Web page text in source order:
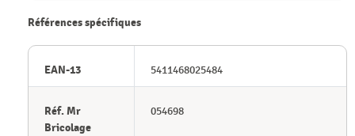
Références spécifiques
EAN-13 5411468025484
Réf. Mr
Bricolage
054698